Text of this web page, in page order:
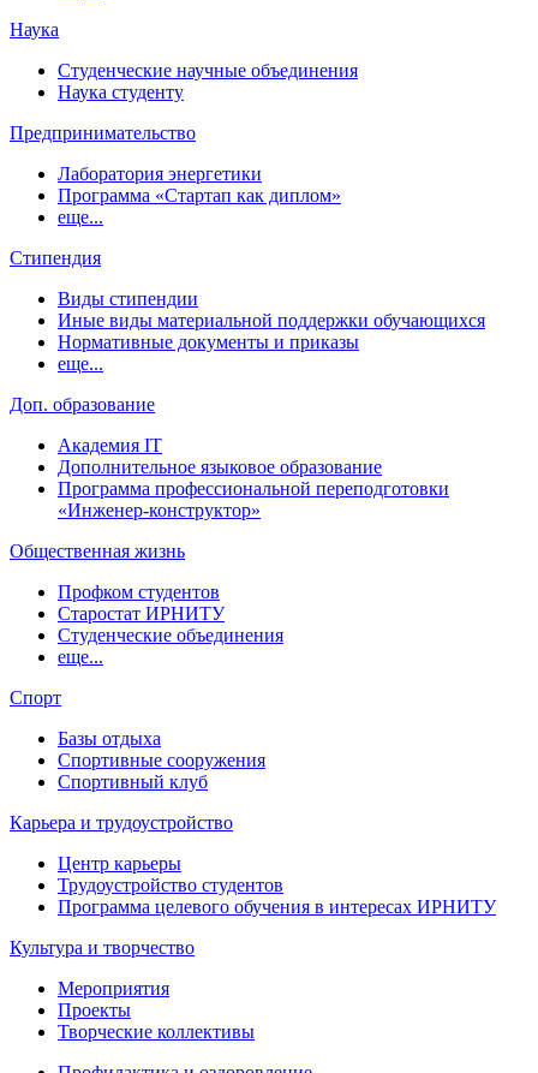
Наука
Студенческие научные объединения
Наука студенту
Предпринимательство
Лаборатория энергетики
Программа «Стартап как диплом»
еще...
Стипендия
Виды стипендии
Иные виды материальной поддержки обучающихся
Нормативные документы и приказы
еще...
Доп. образование
Академия IT
Дополнительное языковое образование
Программа профессиональной переподготовки
«Инженер-конструктор»
Общественная жизнь
Профком студентов
Старостат ИРНИТУ
Студенческие объединения
еще...
Спорт
Базы отдыха
Спортивные сооружения
Спортивный клуб
Карьера и трудоустройство
Центр карьеры
Трудоустройство студентов
Программа целевого обучения в интересах ИРНИТУ
Культура и творчество
Мероприятия
Проекты
Творческие коллективы